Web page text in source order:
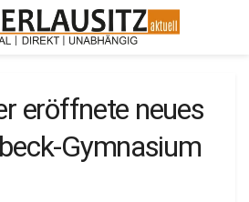
eröffnete neues
Gymnasium